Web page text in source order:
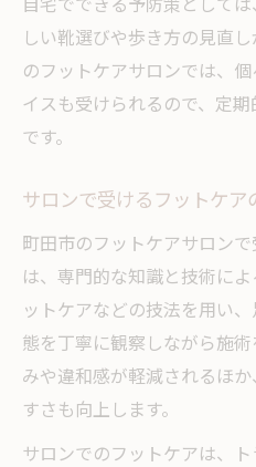
しい靴選びや歩き方の見直
のフットケアサロンでは、
イスも受けられるので、定
です。
サロンで受けるフットケア
町田市のフットケアサロン
は、専門的な知識と技術に
ットケアなどの技法を用い
態を丁寧に観察しながら施
みや違和感が軽減されるほ
すさも向上します。
サロンでのフットケアは、